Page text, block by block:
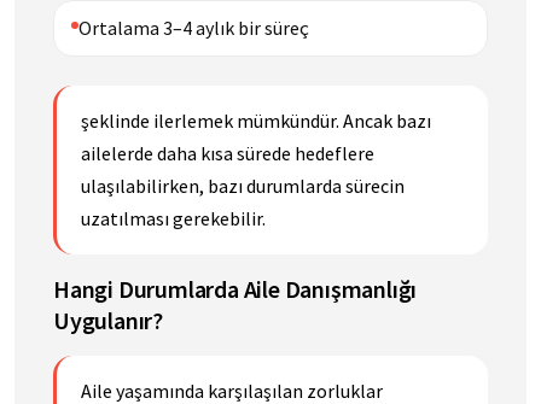
Ortalama 3–4 aylık bir süreç
şeklinde ilerlemek mümkündür. Ancak bazı
ailelerde daha kısa sürede hedeflere
ulaşılabilirken, bazı durumlarda sürecin
uzatılması gerekebilir.
Hangi Durumlarda Aile Danışmanlığı
Uygulanır?
Aile yaşamında karşılaşılan zorluklar